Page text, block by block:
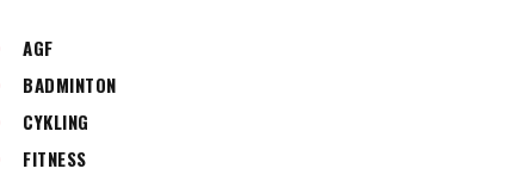
AGF
BADMINTON
CYKLING
FITNESS